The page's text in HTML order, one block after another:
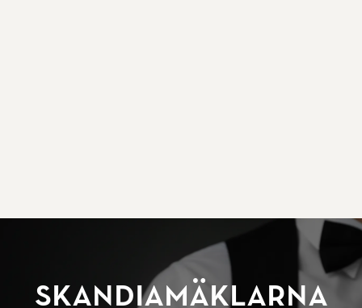
SkandiaMäklarna